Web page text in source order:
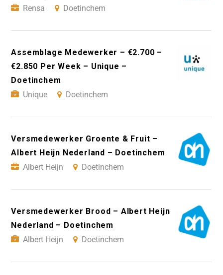
Rensa
Doetinchem
Assemblage Medewerker – €2.700 –
€2.850 Per Week – Unique –
Doetinchem
Unique
Doetinchem
Versmedewerker Groente & Fruit –
Albert Heijn Nederland – Doetinchem
Albert Heijn
Doetinchem
Versmedewerker Brood – Albert Heijn
Nederland – Doetinchem
Albert Heijn
Doetinchem